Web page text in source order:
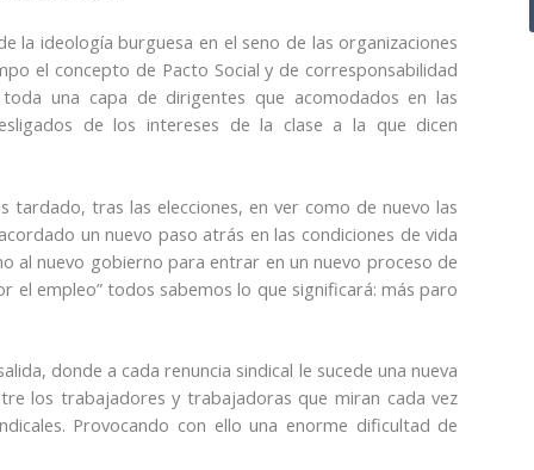
la ideología burguesa en el seno de las organizaciones
el concepto de Pacto Social y de corresponsabilidad
una capa de dirigentes que acomodados en las
de los intereses de la clase a la que dicen
tras las elecciones, en ver como de nuevo las
un nuevo paso atrás en las condiciones de vida
al nuevo gobierno para entrar en un nuevo proceso de
el empleo” todos sabemos lo que significará: más paro
donde a cada renuncia sindical le sucede una nueva
los trabajadores y trabajadoras que miran cada vez
Provocando con ello una enorme dificultad de